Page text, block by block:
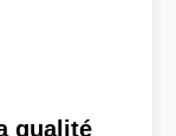
qualité